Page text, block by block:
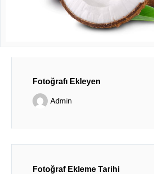
Fotoğrafı Ekleyen
Admin
Fotoğraf Ekleme Tarihi